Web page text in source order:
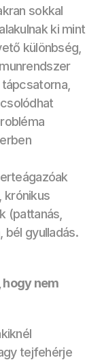
sokkal
ki mint
különbség,
krónikus
(pattanás,
bél gyulladás.
nem
tejfehérje